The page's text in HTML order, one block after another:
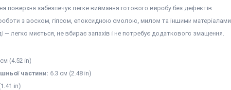
поверхня забезпечує легке виймання готового виробу без дефектів.
з воском, гіпсом, епоксидною смолою, милом та іншими матеріалами.
— легко миється, не вбирає запахів і не потребує додаткового змащення.
(4.52 in)
частини: 6.3 см (2.48 in)
in)